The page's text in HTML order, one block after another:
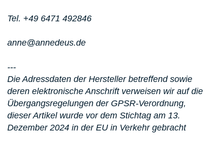
Tel. +49 6471 492846
anne@annedeus.de
---
Die Adressdaten der Hersteller betreffend sowie
deren elektronische Anschrift verweisen wir auf die
Übergangsregelungen der GPSR-Verordnung,
dieser Artikel wurde vor dem Stichtag am 13.
Dezember 2024 in der EU in Verkehr gebracht